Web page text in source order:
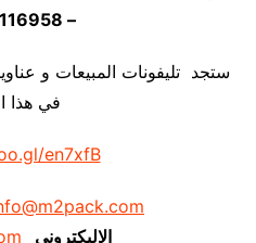
– 01211116958
ستجد تليفونات المبيعات و
في هذا
en7xfB
الاليكتروني